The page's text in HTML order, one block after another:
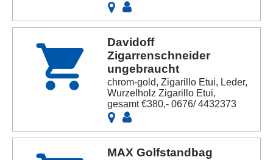
Davidoff
Zigarrenschneider
ungebraucht
chrom-gold, Zigarillo Etui, Leder,
Wurzelholz Zigarillo Etui,
gesamt €380,- 0676/ 4432373
MAX Golfstandbag